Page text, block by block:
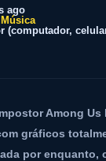
ago
(computador,
Among
gráficos
por